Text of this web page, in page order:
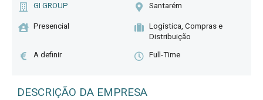
GI GROUP Santarém
Presencial
Logística, Compras e
Distribuição
A definir Full-Time
DESCRIÇÃO DA EMPRESA